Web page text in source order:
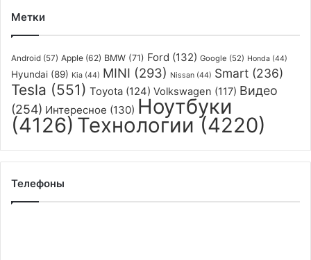
Метки
Android (57) Apple (62) BMW (71) Ford (132) Google (52) Honda (44)
Hyundai (89) Kia (44) MINI (293) Nissan (44) Smart (236)
Tesla (551) Toyota (124) Volkswagen (117) Видео
(254) Интересное (130) Ноутбуки
(4126) Технологии (4220)
Телефоны